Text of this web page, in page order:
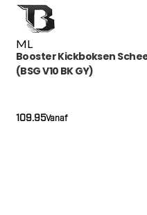
ML
Booster Kickboksen
(BSG V10 BK GY)
Vanaf
109.95